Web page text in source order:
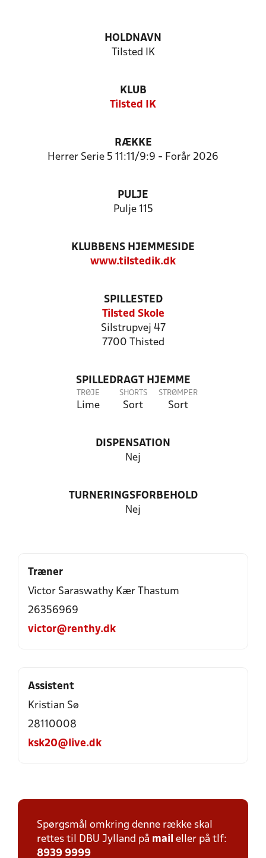
HOLDNAVN
Tilsted IK
KLUB
Tilsted IK
RÆKKE
Herrer Serie 5 11:11/9:9 - Forår 2026
PULJE
Pulje 115
KLUBBENS HJEMMESIDE
www.tilstedik.dk
SPILLESTED
Tilsted Skole
Silstrupvej 47
7700 Thisted
SPILLEDRAGT HJEMME
TRØJE
Lime
SHORTS
Sort
STRØMPER
Sort
DISPENSATION
Nej
TURNERINGSFORBEHOLD
Nej
Træner
Victor Saraswathy Kær Thastum
26356969
victor@renthy.dk
Assistent
Kristian Sø
28110008
ksk20@live.dk
Spørgsmål omkring denne række skal
rettes til DBU Jylland på mail eller på tlf:
8939 9999